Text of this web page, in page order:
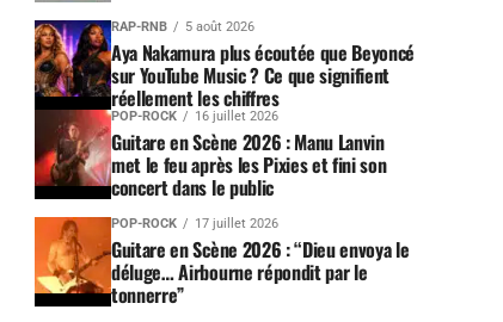
RAP-RNB 5 août 2026
Aya Nakamura plus écoutée que Beyoncé
sur YouTube Music ? Ce que signifient
réellement les chiffres
POP-ROCK 16 juillet 2026
Guitare en Scène 2026 : Manu Lanvin
met le feu après les Pixies et fini son
concert dans le public
POP-ROCK 17 juillet 2026
Guitare en Scène 2026 : “Dieu envoya le
déluge… Airbourne répondit par le
tonnerre”